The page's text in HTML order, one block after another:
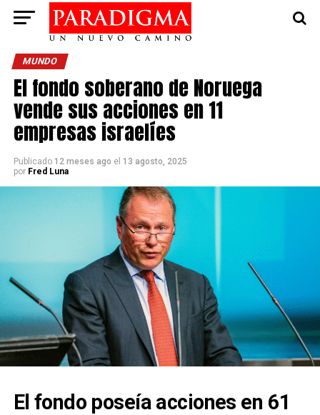
MUNDO
El fondo soberano de Noruega
vende sus acciones en 11
empresas israelíes
Publicado 12 meses ago el 13 agosto, 2025
por Fred Luna
El fondo poseía acciones en 61